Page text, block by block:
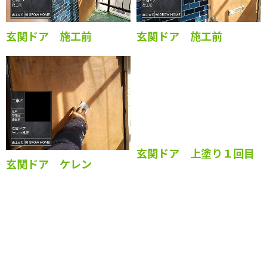
玄関ドア 施工前 玄関ドア 施工前
玄関ドア ケレン 玄関ドア 上塗り１回目